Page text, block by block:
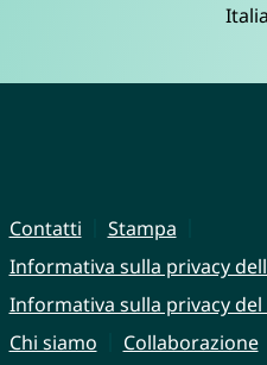
Contatti
Stampa
Informativa sulla privacy
Informativa sulla privacy
Chi siamo
Collaborazione